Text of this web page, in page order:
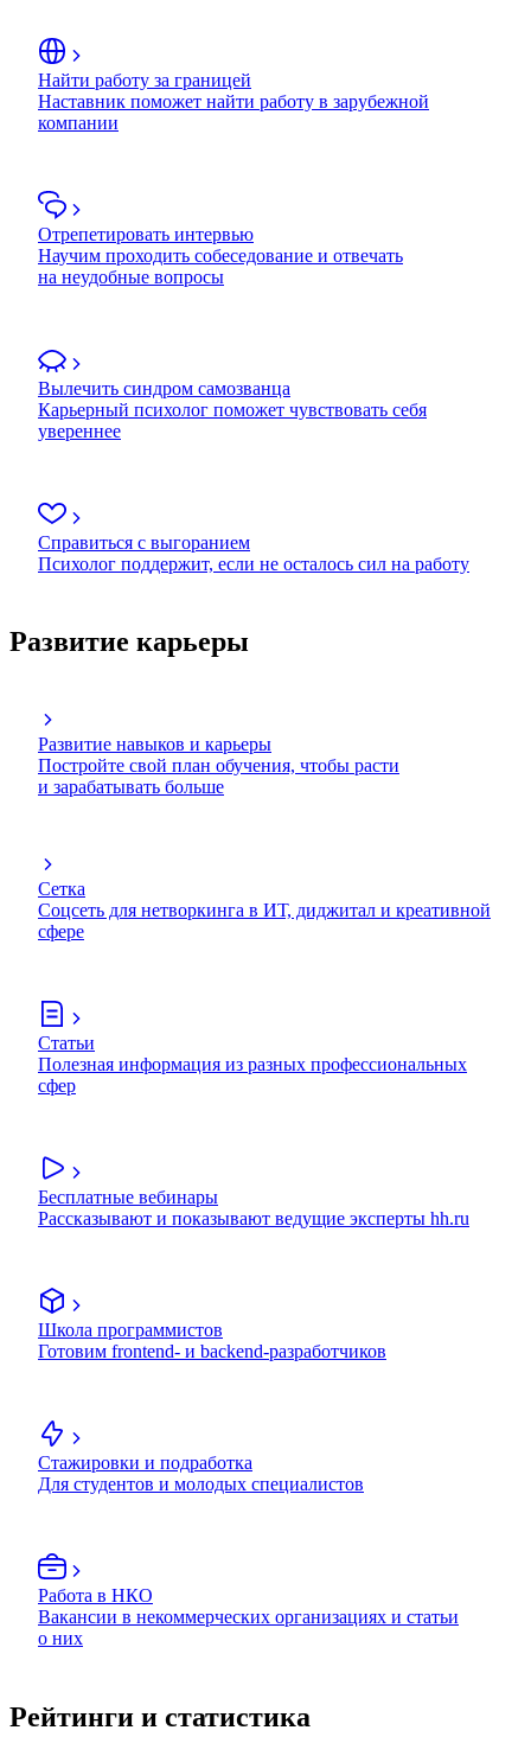
Найти работу за границей
Наставник поможет найти работу в зарубежной
компании
Отрепетировать интервью
Научим проходить собеседование и отвечать
на неудобные вопросы
Вылечить синдром самозванца
Карьерный психолог поможет чувствовать себя
увереннее
Справиться с выгоранием
Психолог поддержит, если не осталось сил на работу
Развитие карьеры
Развитие навыков и карьеры
Постройте свой план обучения, чтобы расти
и зарабатывать больше
Сетка
Соцсеть для нетворкинга в ИТ, диджитал и креативной
сфере
Статьи
Полезная информация из разных профессиональных
сфер
Бесплатные вебинары
Рассказывают и показывают ведущие эксперты hh.ru
Школа программистов
Готовим frontend- и backend-разработчиков
Стажировки и подработка
Для студентов и молодых специалистов
Работа в НКО
Вакансии в некоммерческих организациях и статьи
о них
Рейтинги и статистика